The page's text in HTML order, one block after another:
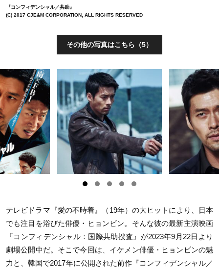
『コンフィデンシャル／共助』
(C) 2017 CJE&M CORPORATION, ALL RIGHTS RESERVED
その他の写真はこちら（5）
テレビドラマ『愛の不時着』（19年）の大ヒットにより、日本
でも注目を浴びた俳優・ヒョンビン。そんな彼の最新主演映画
『コンフィデンシャル：国際共助捜査』が2023年9月22日より
劇場公開中だ。そこで今回は、イケメン俳優・ヒョンビンの魅
力と、韓国で2017年に公開された前作『コンフィデンシャル／